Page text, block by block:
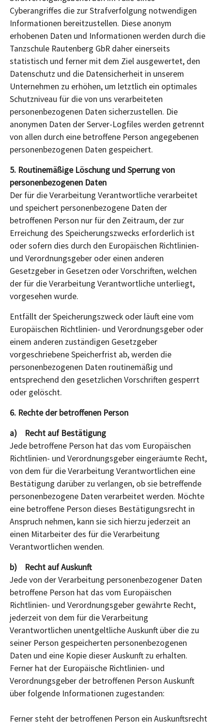
Cyberangriffes die zur Strafverfolgung notwendigen
Informationen bereitzustellen. Diese anonym
erhobenen Daten und Informationen werden durch die
Tanzschule Rautenberg GbR daher einerseits
statistisch und ferner mit dem Ziel ausgewertet, den
Datenschutz und die Datensicherheit in unserem
Unternehmen zu erhöhen, um letztlich ein optimales
Schutzniveau für die von uns verarbeiteten
personenbezogenen Daten sicherzustellen. Die
anonymen Daten der Server-Logfiles werden getrennt
von allen durch eine betroffene Person angegebenen
personenbezogenen Daten gespeichert.
5. Routinemäßige Löschung und Sperrung von
personenbezogenen Daten
Der für die Verarbeitung Verantwortliche verarbeitet
und speichert personenbezogene Daten der
betroffenen Person nur für den Zeitraum, der zur
Erreichung des Speicherungszwecks erforderlich ist
oder sofern dies durch den Europäischen Richtlinien-
und Verordnungsgeber oder einen anderen
Gesetzgeber in Gesetzen oder Vorschriften, welchen
der für die Verarbeitung Verantwortliche unterliegt,
vorgesehen wurde.
Entfällt der Speicherungszweck oder läuft eine vom
Europäischen Richtlinien- und Verordnungsgeber oder
einem anderen zuständigen Gesetzgeber
vorgeschriebene Speicherfrist ab, werden die
personenbezogenen Daten routinemäßig und
entsprechend den gesetzlichen Vorschriften gesperrt
oder gelöscht.
6. Rechte der betroffenen Person
a) Recht auf Bestätigung
Jede betroffene Person hat das vom Europäischen
Richtlinien- und Verordnungsgeber eingeräumte Recht,
von dem für die Verarbeitung Verantwortlichen eine
Bestätigung darüber zu verlangen, ob sie betreffende
personenbezogene Daten verarbeitet werden. Möchte
eine betroffene Person dieses Bestätigungsrecht in
Anspruch nehmen, kann sie sich hierzu jederzeit an
einen Mitarbeiter des für die Verarbeitung
Verantwortlichen wenden.
b) Recht auf Auskunft
Jede von der Verarbeitung personenbezogener Daten
betroffene Person hat das vom Europäischen
Richtlinien- und Verordnungsgeber gewährte Recht,
jederzeit von dem für die Verarbeitung
Verantwortlichen unentgeltliche Auskunft über die zu
seiner Person gespeicherten personenbezogenen
Daten und eine Kopie dieser Auskunft zu erhalten.
Ferner hat der Europäische Richtlinien- und
Verordnungsgeber der betroffenen Person Auskunft
über folgende Informationen zugestanden:
Ferner steht der betroffenen Person ein Auskunftsrecht